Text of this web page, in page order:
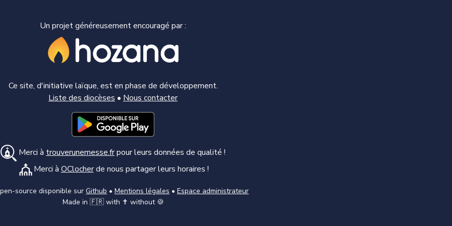
Un projet généreusement encouragé par :
Ce site, d'initiative laïque, est en phase de développement.
Liste des diocèses • Nous contacter
Merci à trouverunemesse.frpour leurs données de qualité !
Merci à OClocherde nous partager leurs horaires !
source disponible sur Github • Mentions légales • Espace administrateur
Made in 🇫🇷 with ✝️ without 🍪